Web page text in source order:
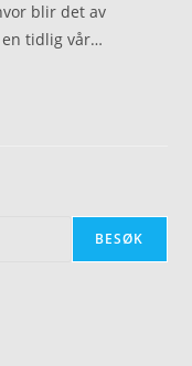
blir det av
tidlig vår…
BESØK